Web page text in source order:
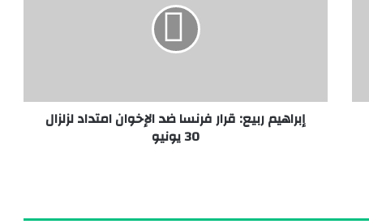
إبراهيم ربيع: قرار فرنسا ضد الإخوان امتداد لزلزال
30 يونيو